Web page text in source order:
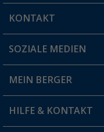
KONTAKT
Du hast eine Frage?
Filiale finden
SOZIALE MEDIEN
MEIN BERGER
Vorteilskarte
HILFE & KONTAKT